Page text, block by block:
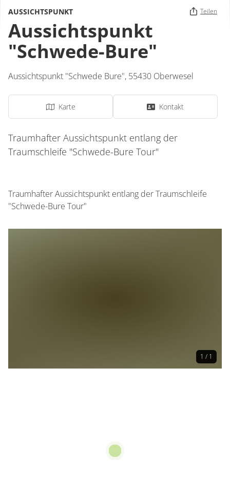
AUSSICHTSPUNKT Teilen
Aussichtspunkt
"Schwede-Bure"
Aussichtspunkt "Schwede Bure", 55430 Oberwesel
Karte Kontakt
Traumhafter Aussichtspunkt entlang der
Traumschleife "Schwede-Bure Tour"
Traumhafter Aussichtspunkt entlang der Traumschleife
"Schwede-Bure Tour"
1 / 1